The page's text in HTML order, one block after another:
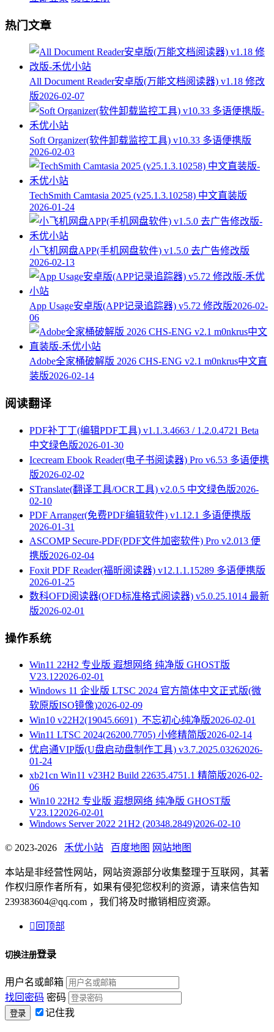
热门文章
All Document Reader安卓版(万能文档阅读器) v1.18 修改
版2026-02-07
Soft Organizer(软件卸载监控工具) v10.33 多语便携版
2026-02-03
TechSmith Camtasia 2025 (v25.1.3.10258) 中文直装版
2026-01-24
小飞机网盘APP(手机网盘软件) v1.5.0 去广告修改版
2026-02-13
App Usage安卓版(APP记录追踪器) v5.72 修改版2026-02-
06
Adobe全家桶破解版 2026 CHS-ENG v2.1 m0nkrus中文直
装版2026-02-14
阅读翻译
PDF补丁丁(编辑PDF工具) v1.1.3.4663 / 1.2.0.4721 Beta
中文绿色版2026-01-30
Icecream Ebook Reader(电子书阅读器) Pro v6.53 多语便携
版2026-02-02
STranslate(翻译工具/OCR工具) v2.0.5 中文绿色版2026-
02-10
PDF Arranger(免费PDF编辑软件) v1.12.1 多语便携版
2026-01-31
ASCOMP Secure-PDF(PDF文件加密软件) Pro v2.013 便
携版2026-02-04
Foxit PDF Reader(福昕阅读器) v12.1.1.15289 多语便携版
2026-01-25
数科OFD阅读器(OFD标准格式阅读器) v5.0.25.1014 最新
版2026-02-01
操作系统
Win11 22H2 专业版 遐想网络 纯净版 GHOST版
V23.122026-02-01
Windows 11 企业版 LTSC 2024 官方简体中文正式版(微
软原版ISO镜像)2026-02-09
Win10 v22H2(19045.6691)_不忘初心纯净版2026-02-01
Win11 LTSC 2024(26200.7705) 小修精简版2026-02-14
优启通VIP版(U盘启动盘制作工具) v3.7.2025.03262026-
01-24
xb21cn Win11 v23H2 Build 22635.4751.1 精简版2026-02-
06
Win10 22H2 专业版 遐想网络 纯净版 GHOST版
V23.122026-02-01
Windows Server 2022 21H2 (20348.2849)2026-02-10
© 2023-2026 禾优小站 百度地图 网站地图
本站是非经营性网站，网站资源部分收集整理于互联网，其著
作权归原作者所有，如果有侵犯您权利的资源，请来信告知
239383604@qq.com ，我们将及时撤销相应资源。
 回顶部
切换注册登录
用户名或邮箱
找回密码 密码
记住我